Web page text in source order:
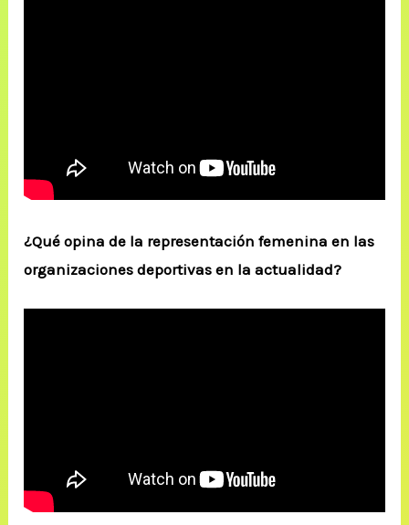
¿Qué opina de la representación femenina en las
organizaciones deportivas en la actualidad?